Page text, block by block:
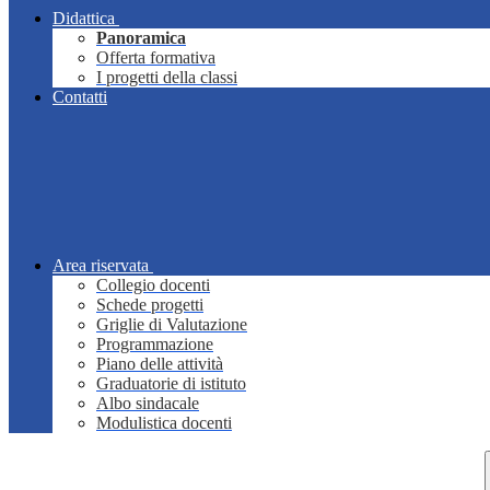
Didattica
Panoramica
Offerta formativa
I progetti della classi
Contatti
Area riservata
Collegio docenti
Schede progetti
Griglie di Valutazione
Programmazione
Piano delle attività
Graduatorie di istituto
Albo sindacale
Modulistica docenti